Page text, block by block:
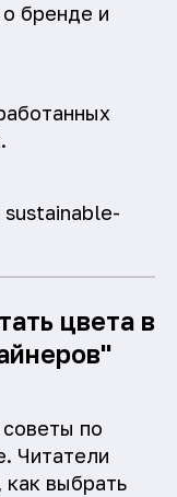
бренде и
цвета в
по
Читатели
как выбрать